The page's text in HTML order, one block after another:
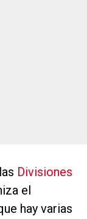
Divisiones
el
hay varias